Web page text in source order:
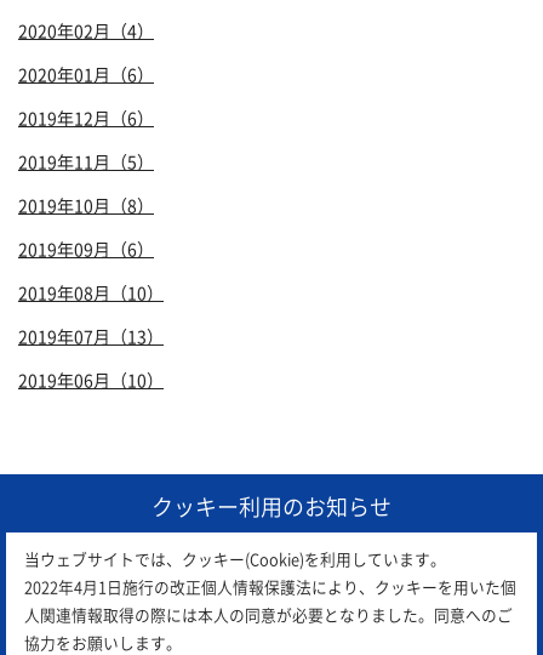
2020年02月（4）
2020年01月（6）
2019年12月（6）
2019年11月（5）
2019年10月（8）
2019年09月（6）
2019年08月（10）
2019年07月（13）
2019年06月（10）
1
クッキー利用のお知らせ
当ウェブサイトでは、クッキー(Cookie)を利用しています。
2022年4月1日施行の改正個人情報保護法により、クッキーを用いた個
人関連情報取得の際には本人の同意が必要となりました。同意へのご
協力をお願いします。